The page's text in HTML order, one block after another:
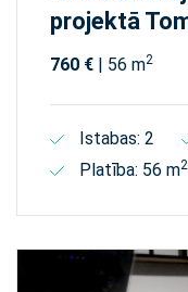
projektā
760 € | 56 m2
Istabas: 2
Platība: 56 m2